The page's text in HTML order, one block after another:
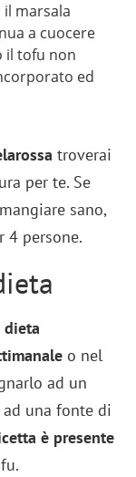
marsala
a cuocere
il tofu non
ed
troverai
per te. Se
sano,
4 persone.
dieta
o nel
ad un
ad una fonte di
è presente